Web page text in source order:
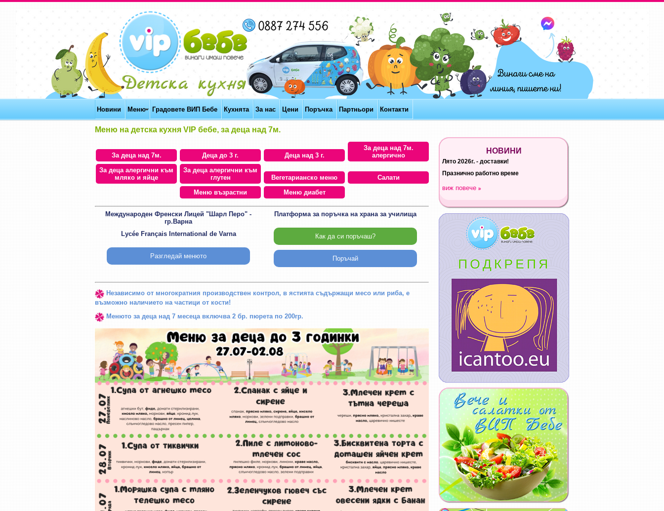
Новини Меню Градовете ВИП Бебе Кухнята За нас Цени Поръчка Партньори Контакти
Меню на детска кухня VIP бебе, за деца над 7м.
За деца над 7м. Деца до 3 г. Деца над 3 г.
За деца над 7м.
алергично
За деца алергични към
мляко и яйце
За деца алергични към
глутен
Вегетарианско меню
Салати
Меню възрастни
Меню диабет
Международен Френски Лицей "Шарл Перо" -
гр.Варна
Lycée Français International de Varna
Разгледай менюто
Платформа за поръчка на храна за училища
Как да си поръчаш?
Поръчай
Независимо от многократния производствен контрол, в ястията съдържащи месо или риба, е
възможно наличието на частици от кости!
Менюто за деца над 7 месеца включва 2 бр. пюрета по 200гр.
НОВИНИ
Лято 2026г. - доставки!
Празнично работно време
виж повече